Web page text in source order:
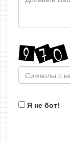
Я не бот!